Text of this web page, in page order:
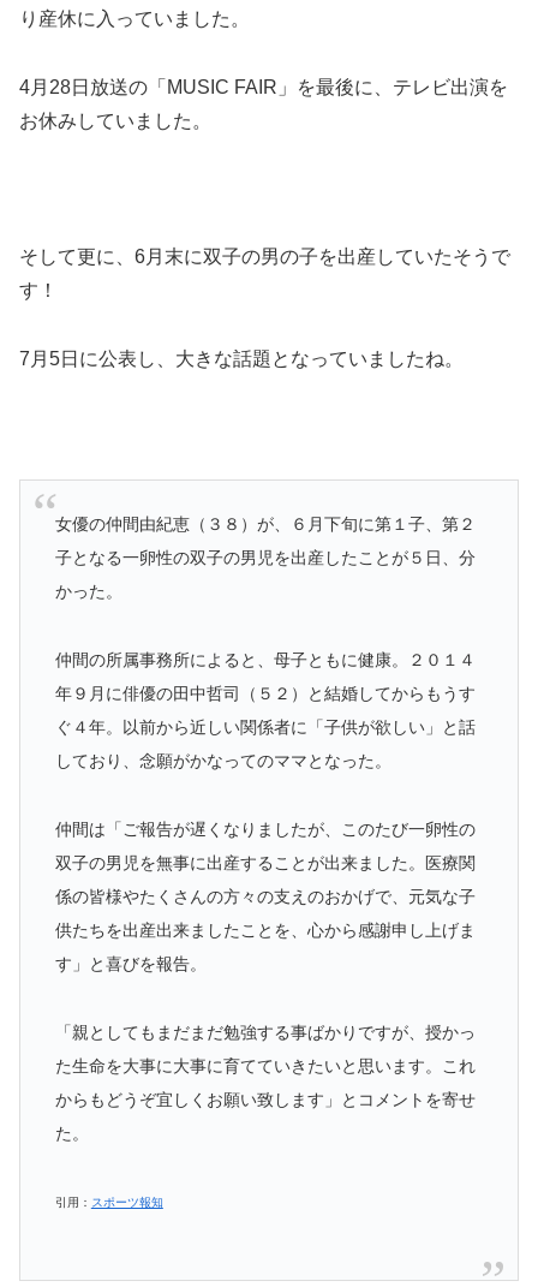
り産休に入っていました。
4月28日放送の「MUSIC FAIR」を最後に、テレビ出演を
お休みしていました。
そして更に、6月末に双子の男の子を出産していたそうで
す！
7月5日に公表し、大きな話題となっていましたね。
女優の仲間由紀恵（３８）が、６月下旬に第１子、第２
子となる一卵性の双子の男児を出産したことが５日、分
かった。
仲間の所属事務所によると、母子ともに健康。２０１４
年９月に俳優の田中哲司（５２）と結婚してからもうす
ぐ４年。以前から近しい関係者に「子供が欲しい」と話
しており、念願がかなってのママとなった。
仲間は「ご報告が遅くなりましたが、このたび一卵性の
双子の男児を無事に出産することが出来ました。医療関
係の皆様やたくさんの方々の支えのおかげで、元気な子
供たちを出産出来ましたことを、心から感謝申し上げま
す」と喜びを報告。
「親としてもまだまだ勉強する事ばかりですが、授かっ
た生命を大事に大事に育てていきたいと思います。これ
からもどうぞ宜しくお願い致します」とコメントを寄せ
た。
引用： スポーツ報知